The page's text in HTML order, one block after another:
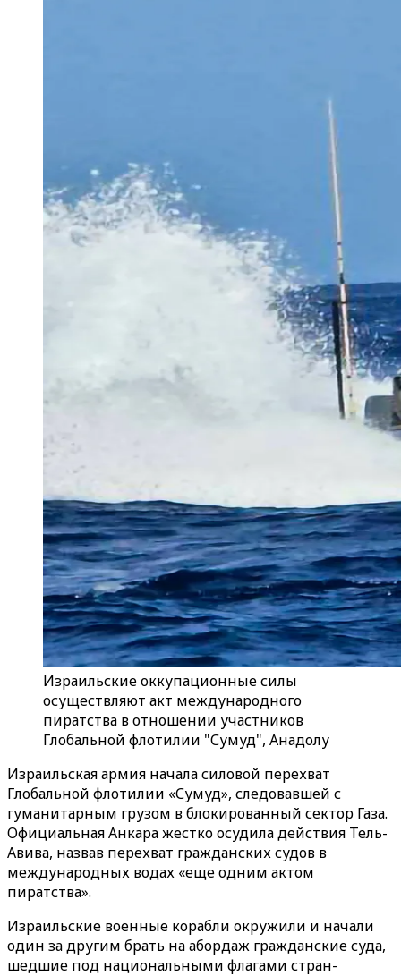
Израильские оккупационные силы
осуществляют акт международного
пиратства в отношении участников
Глобальной флотилии "Сумуд", Анадолу
Израильская армия начала силовой перехват
Глобальной флотилии «Сумуд», следовавшей с
гуманитарным грузом в блокированный сектор Газа.
Официальная Анкара жестко осудила действия Тель-
Авива, назвав перехват гражданских судов в
международных водах «еще одним актом
пиратства».
Израильские военные корабли окружили и начали
один за другим брать на абордаж гражданские суда,
шедшие под национальными флагами стран-